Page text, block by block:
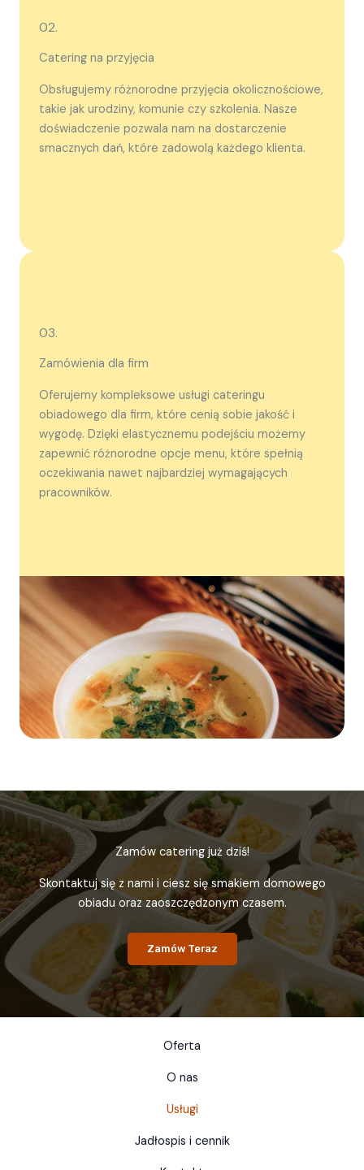
02.
Catering na przyjęcia
Obsługujemy różnorodne przyjęcia okolicznościowe,
takie jak urodziny, komunie czy szkolenia. Nasze
doświadczenie pozwala nam na dostarczenie
smacznych dań, które zadowolą każdego klienta.
03.
Zamówienia dla firm
Oferujemy kompleksowe usługi cateringu
obiadowego dla firm, które cenią sobie jakość i
wygodę. Dzięki elastycznemu podejściu możemy
zapewnić różnorodne opcje menu, które spełnią
oczekiwania nawet najbardziej wymagających
pracowników.
Zamów catering już dziś!
Skontaktuj się z nami i ciesz się smakiem domowego
obiadu oraz zaoszczędzonym czasem.
Zamów Teraz
Oferta
O nas
Usługi
Jadłospis i cennik